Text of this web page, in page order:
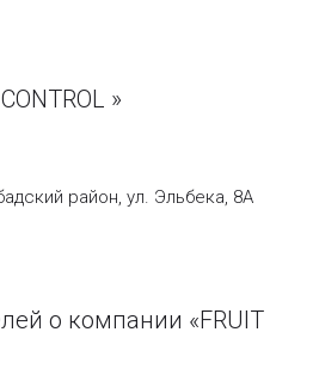
»
район, ул. Эльбека, 8А
о компании «FRUIT